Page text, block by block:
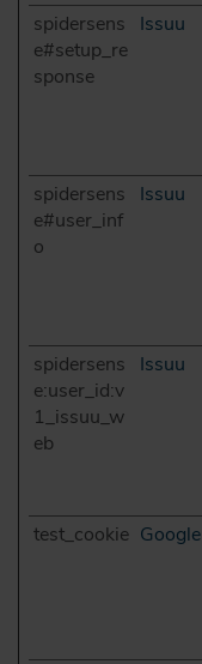
spidersens
e#setup_re
sponse
Issuu
spidersens
e#user_inf
o
Issuu
spidersens
e:user_id:v
1_issuu_w
eb
Issuu
test_cookie Google